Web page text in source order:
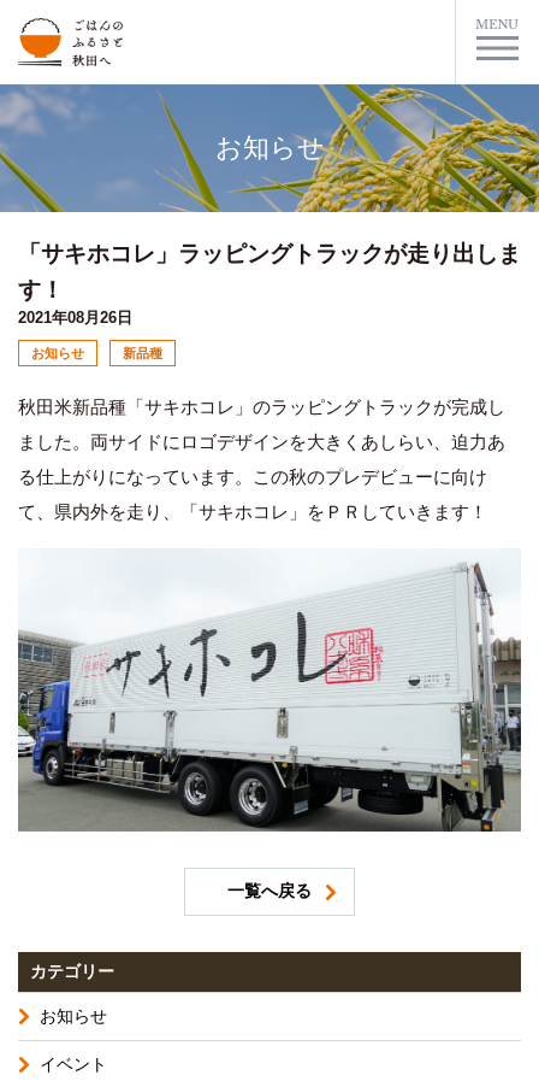
お知らせ
「サキホコレ」ラッピングトラックが走り出しま
す！
2021年08月26日
お知らせ 新品種
秋田米新品種「サキホコレ」のラッピングトラックが完成し
ました。両サイドにロゴデザインを大きくあしらい、迫力あ
る仕上がりになっています。この秋のプレデビューに向け
て、県内外を走り、「サキホコレ」をＰＲしていきます！
一覧へ戻る
カテゴリー
お知らせ
イベント